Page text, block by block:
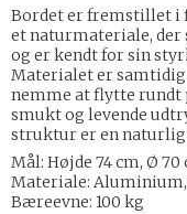
Bordet er fremstillet i
et naturmateriale, der
og er kendt for sin
Materialet er
nemme at flytte rundt
smukt og levende
struktur er en naturlig
Mål: Højde 74 cm, Ø 70
Materiale:
Bæreevne: 100 kg